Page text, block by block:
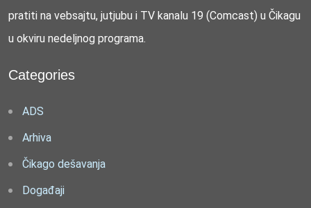
pratiti na vebsajtu, jutjubu i TV kanalu 19 (Comcast) u Čikagu
u okviru nedeljnog programa.
Categories
ADS
Arhiva
Čikago dešavanja
Događaji